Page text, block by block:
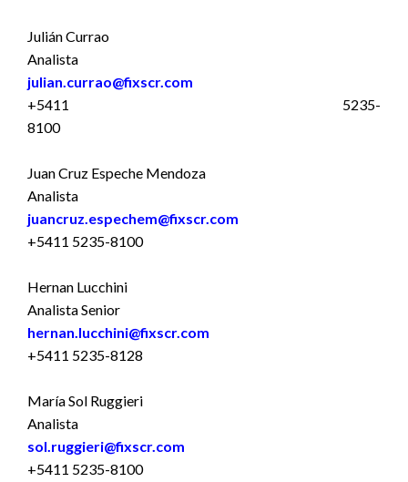
Julián Currao
Analista
julian.currao@fixscr.com
+5411 5235-
8100
Juan Cruz Espeche Mendoza
Analista
juancruz.espechem@fixscr.com
+5411 5235-8100
Hernan Lucchini
Analista Senior
hernan.lucchini@fixscr.com
+5411 5235-8128
María Sol Ruggieri
Analista
sol.ruggieri@fixscr.com
+5411 5235-8100